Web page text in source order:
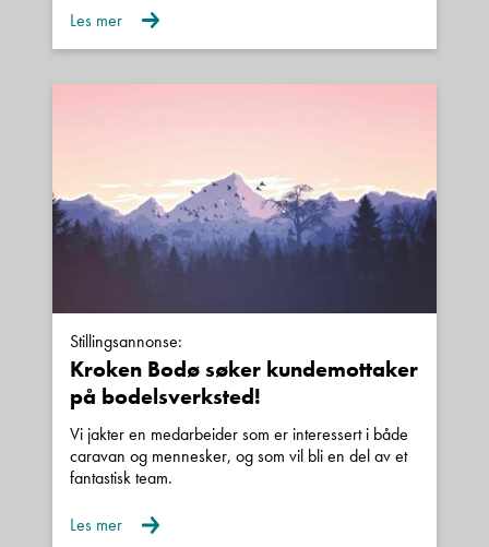
Denne siden er beskyttet av reCAPTCHA og Google
PersonvernerklæringogVilkår for bruker gjeldende.
Les mer
Stillingsannonse:
Kroken Bodø søker kundemottaker
på bodelsverksted!
Vi jakter en medarbeider som er interessert i både
caravan og mennesker, og som vil bli en del av et
fantastisk team.
Les mer